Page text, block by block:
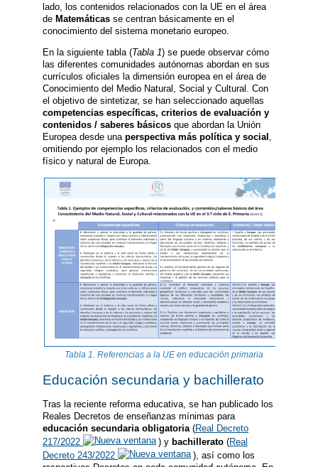
lado, los contenidos relacionados con la UE en el área
de Matemáticas se centran básicamente en el
conocimiento del sistema monetario europeo.
En la siguiente tabla (Tabla 1) se puede observar cómo
las diferentes comunidades autónomas abordan en sus
currículos oficiales la dimensión europea en el área de
Conocimiento del Medio Natural, Social y Cultural. Con
el objetivo de sintetizar, se han seleccionado aquellas
competencias específicas, criterios de evaluación y
contenidos / saberes básicos que abordan la Unión
Europea desde una perspectiva más política y social
omitiendo por ejemplo los relacionados con el medio
físico y natural de Europa.
Tabla 1. Referencias a la UE en educación primaria
Educación secundaria y bachillerato
Tras la reciente reforma educativa, se han publicado los
Reales Decretos de enseñanzas mínimas para
educación secundaria obligatoria (Real Decreto
217/2022
) y bachillerato (Real
Decreto 243/2022
), así como los